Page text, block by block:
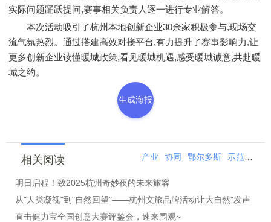
实际问题踊跃提问,赛事相关负责人逐一进行专业解答。
本次活动吸引了杭州本地创新企业30余家积极参与,现场交
流气氛热烈。通过搭建高效对接平台,有力提升了赛事影响力,让
更多创新企业读懂暖城政策,看见暖城机遇,感受暖城诚意,共赴暖
城之约。
生成海报
相关阅读 产业 协同 鄂尔多斯 示范区
明日启程！致2025杭州奇妙夜的未来旅客
从"人类凝视"到"自然回望"——杭州文旅品牌活动让大自然"发声
直击健力宝全国创意大赛评鉴会，速来围观~